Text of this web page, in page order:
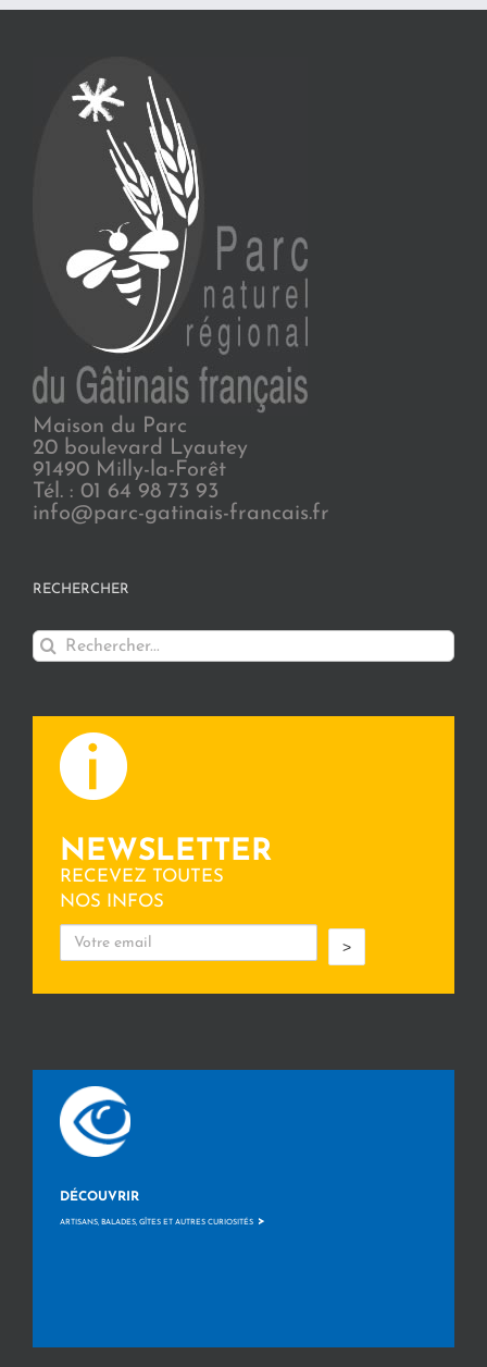
Maison du Parc
20 boulevard Lyautey
91490 Milly-la-Forêt
Tél. : 01 64 98 73 93
info@parc-gatinais-francais.fr
RECHERCHER
Rechercher:
NEWSLETTER
RECEVEZ TOUTES
NOS INFOS
>
DÉCOUVRIR
ARTISANS, BALADES, GÎTES ET AUTRES CURIOSITÉS >